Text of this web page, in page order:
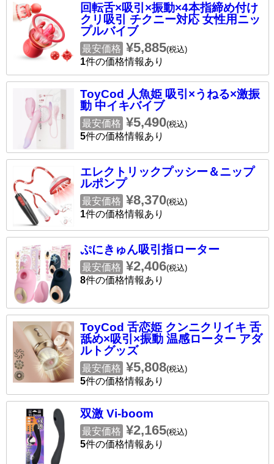
回転舌×吸引×振動×4本指締め付け
クリ吸引 チクニー対応 女性用ニッ
プルバイブ
最安価格 ¥5,885(税込)
1件の価格情報あり
ToyCod 人魚姫 吸引×うねる×激振
動 中イキバイブ
最安価格 ¥5,490(税込)
5件の価格情報あり
エレクトリックプッシー＆ニップ
ルポンプ
最安価格 ¥8,370(税込)
1件の価格情報あり
ぷにきゅん吸引指ローター
最安価格 ¥2,406(税込)
8件の価格情報あり
ToyCod 舌恋姫 クンニクリイキ 舌
舐め×吸引×振動 温感ローター アダ
ルトグッズ
最安価格 ¥5,808(税込)
5件の価格情報あり
双激 Vi-boom
最安価格 ¥2,165(税込)
5件の価格情報あり